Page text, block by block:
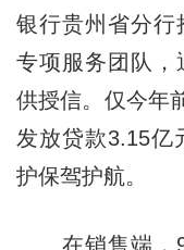
银行贵州省分行
专项服务团队，
供授信。仅今年
发放贷款3.15亿
护保驾护航。
在销售端，